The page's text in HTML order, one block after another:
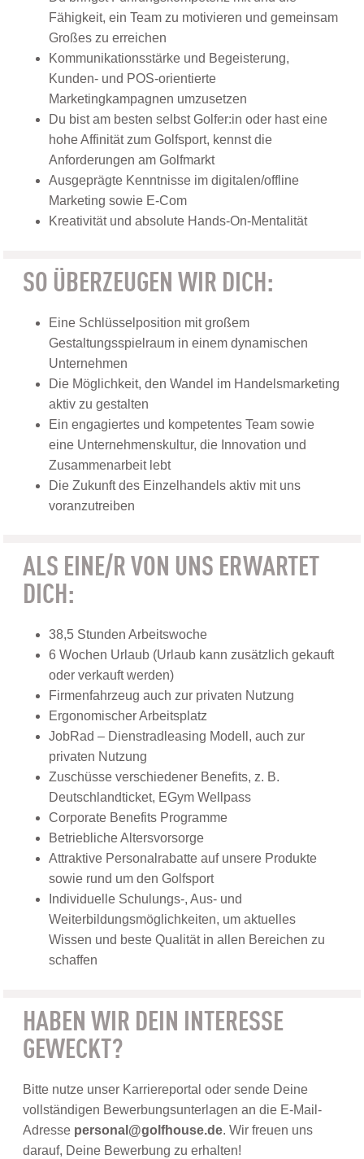
Fähigkeit, ein Team zu motivieren und gemeinsam
Großes zu erreichen
Kommunikationsstärke und Begeisterung,
Kunden- und POS-orientierte
Marketingkampagnen umzusetzen
Du bist am besten selbst Golfer:in oder hast eine
hohe Affinität zum Golfsport, kennst die
Anforderungen am Golfmarkt
Ausgeprägte Kenntnisse im digitalen/offline
Marketing sowie E-Com
Kreativität und absolute Hands-On-Mentalität
SO ÜBERZEUGEN WIR DICH:
Eine Schlüsselposition mit großem
Gestaltungsspielraum in einem dynamischen
Unternehmen
Die Möglichkeit, den Wandel im Handelsmarketing
aktiv zu gestalten
Ein engagiertes und kompetentes Team sowie
eine Unternehmenskultur, die Innovation und
Zusammenarbeit lebt
Die Zukunft des Einzelhandels aktiv mit uns
voranzutreiben
ALS EINE/R VON UNS ERWARTET
DICH:
38,5 Stunden Arbeitswoche
6 Wochen Urlaub (Urlaub kann zusätzlich gekauft
oder verkauft werden)
Firmenfahrzeug auch zur privaten Nutzung
Ergonomischer Arbeitsplatz
JobRad – Dienstradleasing Modell, auch zur
privaten Nutzung
Zuschüsse verschiedener Benefits, z. B.
Deutschlandticket, EGym Wellpass
Corporate Benefits Programme
Betriebliche Altersvorsorge
Attraktive Personalrabatte auf unsere Produkte
sowie rund um den Golfsport
Individuelle Schulungs-, Aus- und
Weiterbildungsmöglichkeiten, um aktuelles
Wissen und beste Qualität in allen Bereichen zu
schaffen
HABEN WIR DEIN INTERESSE
GEWECKT?
Bitte nutze unser Karriereportal oder sende Deine
vollständigen Bewerbungsunterlagen an die E-Mail-
Adresse personal@golfhouse.de. Wir freuen uns
darauf, Deine Bewerbung zu erhalten!